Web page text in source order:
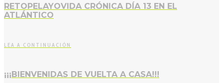
RETOPELAYOVIDA CRÓNICA DÍA 13 EN EL
ATLÁNTICO
LEA A CONTINUACIÓN
¡¡¡BIENVENIDAS DE VUELTA A CASA!!!